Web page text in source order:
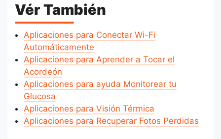
Vér También
Aplicaciones para Conectar Wi-Fi
Automáticamente
Aplicaciones para Aprender a Tocar el
Acordeón
Aplicaciones para ayuda Monitorear tu
Glucosa
Aplicaciones para Visión Térmica
Aplicaciones para Recuperar Fotos Perdidas